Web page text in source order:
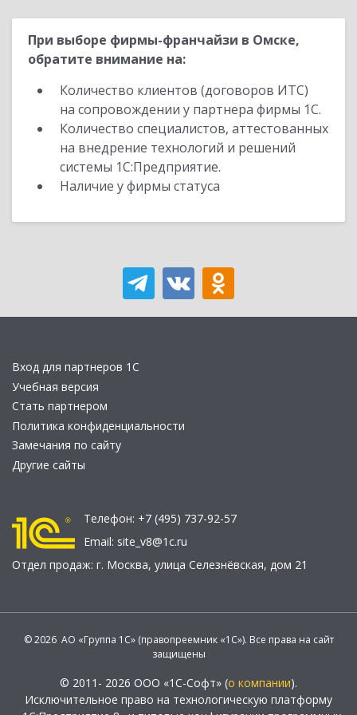
При выборе фирмы-франчайзи в Омске,
обратите внимание на:
Количество клиентов (договоров ИТС)
на сопровождении у партнера фирмы 1С.
Количество специалистов, аттестованных
на внедрение технологий и решений
системы 1С:Предприятие.
Наличие у фирмы статуса
Вход для партнеров 1С
Учебная версия
Стать партнером
Политика конфиденциальности
Замечания по сайту
Другие сайты
Телефон: +7 (495) 737-92-57
Email: site_v8@1c.ru
Отдел продаж: г. Москва, улица Селезнёвская, дом 21
© 2026 АО «Группа 1С» (правопреемник «1С»). Все права на сайт
защищены
© 2011- 2026 ООО «1С-Софт» (о компании).
Исключительное право на технологическую платформу